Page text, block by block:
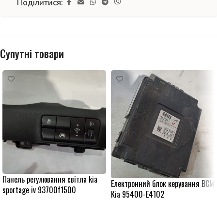
Поділитися:
Супутні товари
Панель регулювання світла kia
sportage iv 93700f1500
Електронний блок керування BCM
Kia 95400-E4102